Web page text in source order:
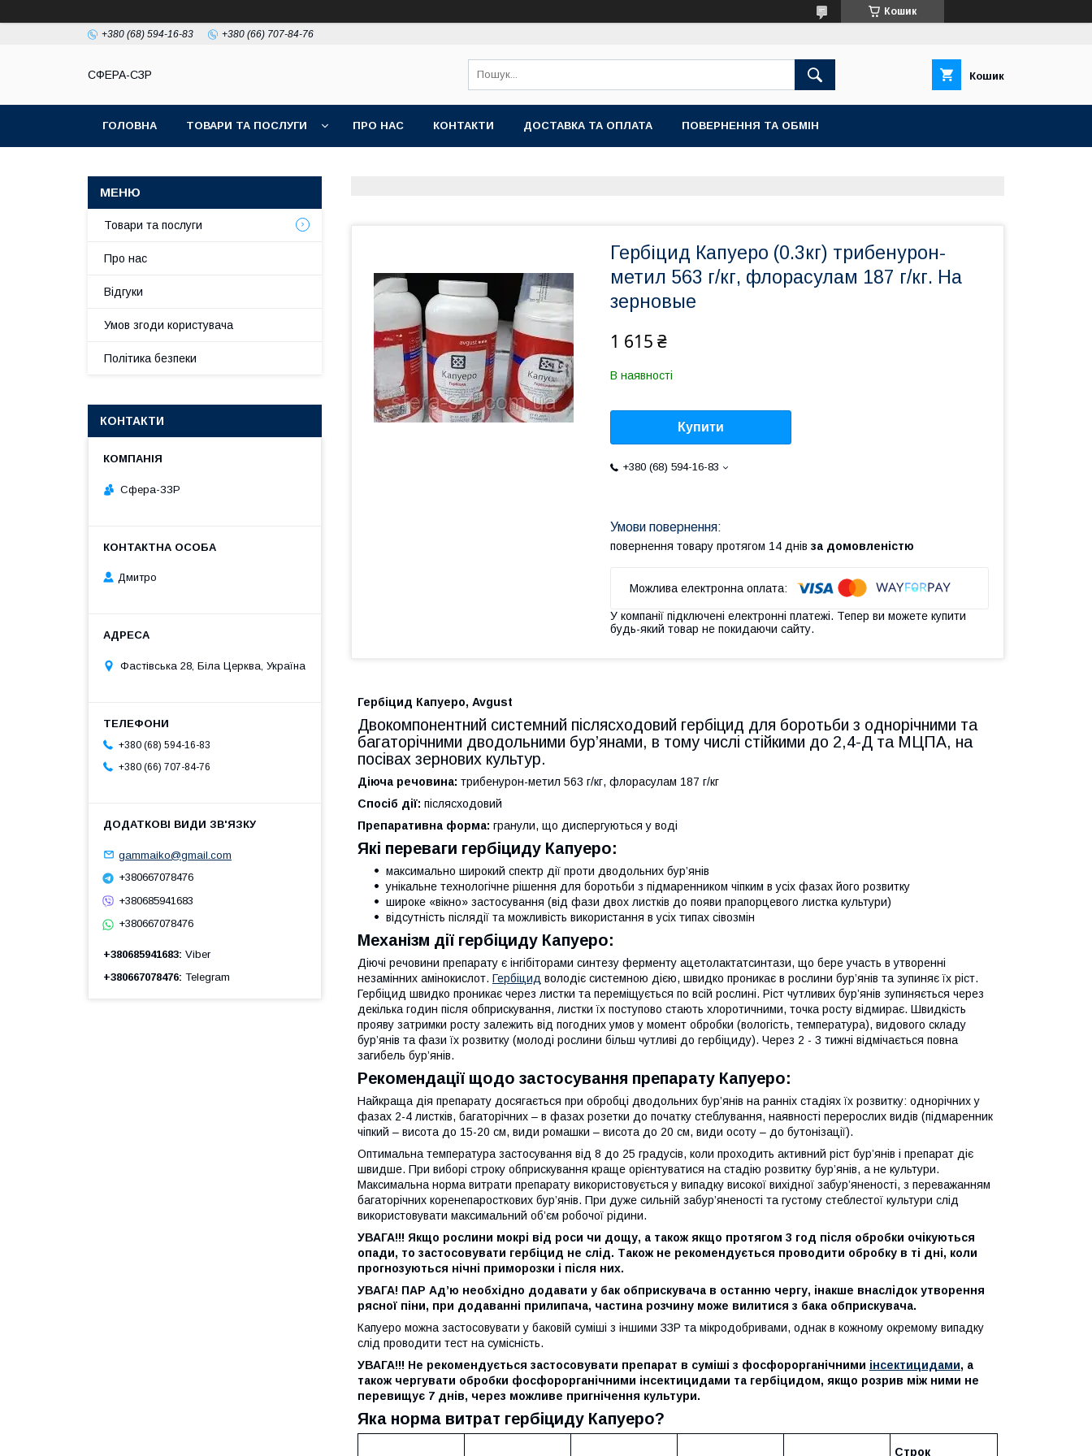
Кошик
+380 (68) 594-16-83 +380 (66) 707-84-76
СФЕРА-СЗР Кошик
ГОЛОВНА ТОВАРИ ТА ПОСЛУГИ ПРО НАС КОНТАКТИ ДОСТАВКА ТА ОПЛАТА ПОВЕРНЕННЯ ТА ОБМІН
Гербіцид Капуеро (0.3кг) трибенурон-
метил 563 г/кг, флорасулам 187 г/кг. На
зерновые
1 615 ₴
В наявності
Купити
+380 (68) 594-16-83
повернення товару протягом 14 днів за домовленістю
У компанії підключені електронні платежі. Тепер ви можете купити
будь-який товар не покидаючи сайту.
Гербіцид Капуеро, Avgust
Двокомпонентний системний післясходовий гербіцид для боротьби з однорічними та
багаторічними дводольними бур’янами, в тому числі стійкими до 2,4-Д та МЦПА, на
посівах зернових культур.
Діюча речовина: трибенурон-метил 563 г/кг, флорасулам 187 г/кг
Спосіб дії: післясходовий
Препаративна форма: гранули, що диспергуються у воді
Які переваги гербіциду Капуеро:
максимально широкий спектр дії проти дводольних бур’янів
унікальне технологічне рішення для боротьби з підмаренником чіпким в усіх фазах його розвитку
широке «вікно» застосування (від фази двох листків до появи прапорцевого листка культури)
відсутність післядії та можливість використання в усіх типах сівозмін
Механізм дії гербіциду Капуеро:
Діючі речовини препарату є інгібіторами синтезу ферменту ацетолактатсинтази, що бере участь в утворенні
незамінних амінокислот. Гербіцид володіє системною дією, швидко проникає в рослини бур’янів та зупиняє їх ріст.
Гербіцид швидко проникає через листки та переміщується по всій рослині. Ріст чутливих бур’янів зупиняється через
декілька годин після обприскування, листки їх поступово стають хлоротичними, точка росту відмирає. Швидкість
прояву затримки росту залежить від погодних умов у момент обробки (вологість, температура), видового складу
бур’янів та фази їх розвитку (молоді рослини більш чутливі до гербіциду). Через 2 - 3 тижні відмічається повна
загибель бур’янів.
Рекомендації щодо застосування препарату Капуеро:
Найкраща дія препарату досягається при обробці дводольних бур’янів на ранніх стадіях їх розвитку: однорічних у
фазах 2-4 листків, багаторічних – в фазах розетки до початку стеблування, наявності перерослих видів (підмаренник
чіпкий – висота до 15-20 см, види ромашки – висота до 20 см, види осоту – до бутонізації).
Оптимальна температура застосування від 8 до 25 градусів, коли проходить активний ріст бур’янів і препарат діє
швидше. При виборі строку обприскування краще орієнтуватися на стадію розвитку бур’янів, а не культури.
Максимальна норма витрати препарату використовується у випадку високої вихідної забур’яненості, з переважанням
багаторічних коренепаросткових бур’янів. При дуже сильній забур’яненості та густому стеблестої культури слід
використовувати максимальний об’єм робочої рідини.
УВАГА!!! Якщо рослини мокрі від роси чи дощу, а також якщо протягом 3 год після обробки очікуються
опади, то застосовувати гербіцид не слід. Також не рекомендується проводити обробку в ті дні, коли
прогнозуються нічні приморозки і після них.
УВАГА! ПАР Ад’ю необхідно додавати у бак обприскувача в останню чергу, інакше внаслідок утворення
рясної піни, при додаванні прилипача, частина розчину може вилитися з бака обприскувача.
Капуеро можна застосовувати у баковій суміші з іншими ЗЗР та мікродобривами, однак в кожному окремому випадку
слід проводити тест на сумісність.
УВАГА!!! Не рекомендується застосовувати препарат в суміші з фосфорорганічними інсектицидами, а
також чергувати обробки фосфорорганічними інсектицидами та гербіцидом, якщо розрив між ними не
перевищує 7 днів, через можливе пригнічення культури.
Яка норма витрат гербіциду Капуеро?
Строк
Товари та послуги
Про нас
Відгуки
Умов згоди користувача
Політика безпеки
КОНТАКТИ
Сфера-ЗЗР
Дмитро
Фастівська 28, Біла Церква, Україна
+380 (68) 594-16-83
+380 (66) 707-84-76
gammaiko@gmail.com
+380667078476
+380685941683
+380667078476
+380685941683 Viber
+380667078476 Telegram